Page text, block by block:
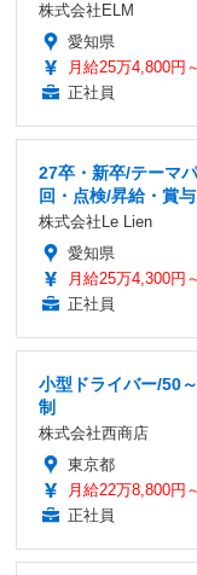
株式会社ELM
愛知県
月給25万4,800円
正社員
27卒・新卒/テーマ
回・点検/昇給・賞与
株式会社Le Lien
愛知県
月給25万4,300円
正社員
小型ドライバー/50
制
株式会社西商店
東京都
月給22万8,800円
正社員